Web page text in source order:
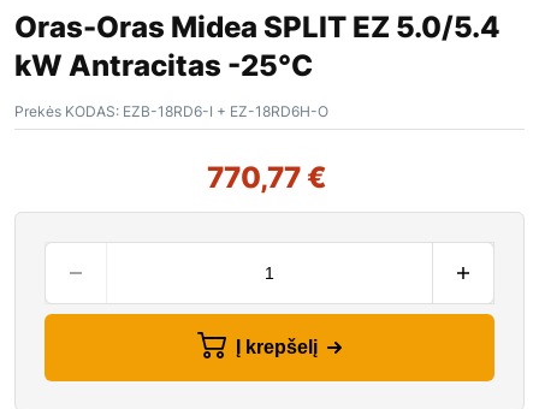
Oras-Oras Midea SPLIT EZ 5.0/5.4
kW Antracitas -25°C
Prekės KODAS: EZB-18RD6-I + EZ-18RD6H-O
770,77 €
Į krepšelį